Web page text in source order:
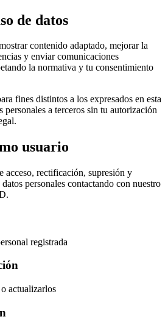
de datos
contenido adaptado, mejorar la
y enviar comunicaciones
la normativa y tu consentimiento
fines distintos a los expresados en esta
personales a terceros sin tu autorización
usuario
acceso, rectificación, supresión y
personales contactando con nuestro
registrada
actualizarlos